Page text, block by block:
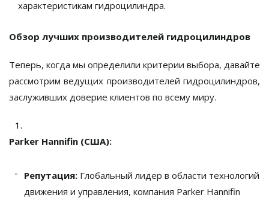
характеристикам гидроцилиндра.
Обзор лучших производителей гидроцилиндров
Теперь, когда мы определили критерии выбора, давайте
рассмотрим ведущих производителей гидроцилиндров,
заслуживших доверие клиентов по всему миру.
Parker Hannifin (США):
Репутация: Глобальный лидер в области технологий
движения и управления, компания Parker Hannifin